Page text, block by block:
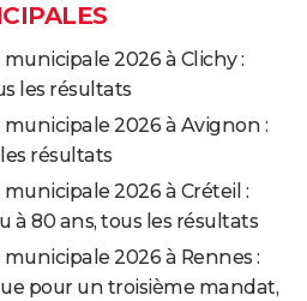
2026 à Clichy :
les résultats
2026 à Avignon :
résultats
2026 à Créteil :
à 80 ans, tous les résultats
2026 à Rennes :
pour un troisième mandat,